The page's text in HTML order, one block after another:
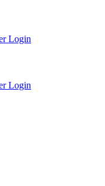
Login
Login